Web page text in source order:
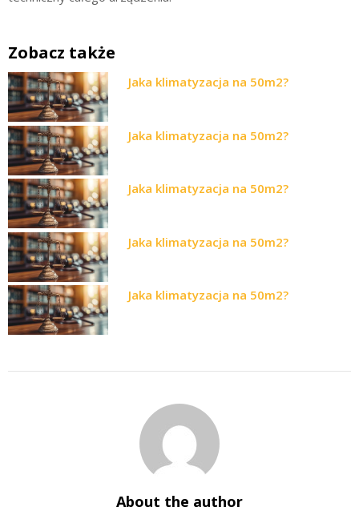
Zobacz także
Jaka klimatyzacja na 50m2?
Jaka klimatyzacja na 50m2?
Jaka klimatyzacja na 50m2?
Jaka klimatyzacja na 50m2?
Jaka klimatyzacja na 50m2?
About the author